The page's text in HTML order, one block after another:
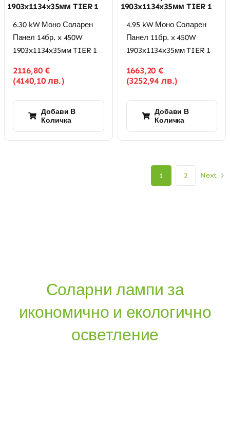
1903x1134x35мм TIER 1
6.30 kW Моно Соларен
Панел 14бр. x 450W
1903x1134x35мм TIER 1
2116,80€
(4140,10лв.)
Добави В
Количка
1903x1134x35мм TIER 1
4.95 kW Моно Соларен
Панел 11бр. x 450W
1903x1134x35мм TIER 1
1663,20€
(3252,94 лв.)
Добави В
Количка
1 2 Next
Соларни лампи за
икономично и екологично
осветление